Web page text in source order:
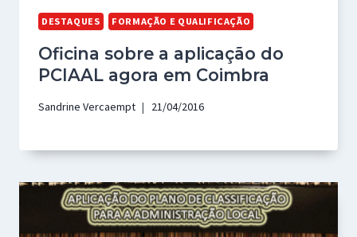
DESTAQUES FORMAÇÃO E QUALIFICAÇÃO
Oficina sobre a aplicação do
PCIAAL agora em Coimbra
Sandrine Vercaempt 21/04/2016